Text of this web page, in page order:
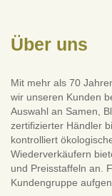
Über uns
Mit mehr als 70
wir unseren Kunden
Auswahl an Samen,
zertifizierter Händler
kontrolliert
Wiederverkäufern
und Preisstaffeln an.
Kundengruppe